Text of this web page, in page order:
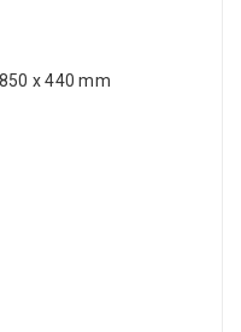
x 440 mm